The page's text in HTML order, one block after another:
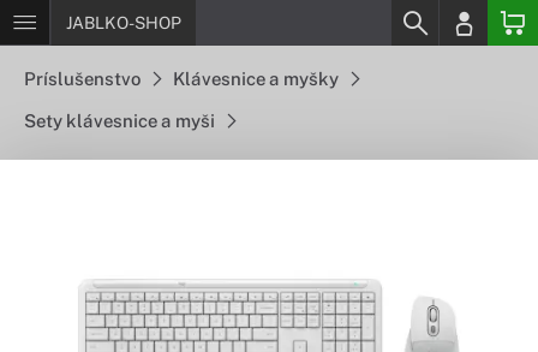
JABLKO-SHOP
Príslušenstvo Klávesnice a myšky
Sety klávesnice a myši